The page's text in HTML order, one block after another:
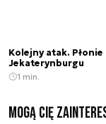
Kolejny atak.
Jekaterynburgu
1 min.
Mogą Cię